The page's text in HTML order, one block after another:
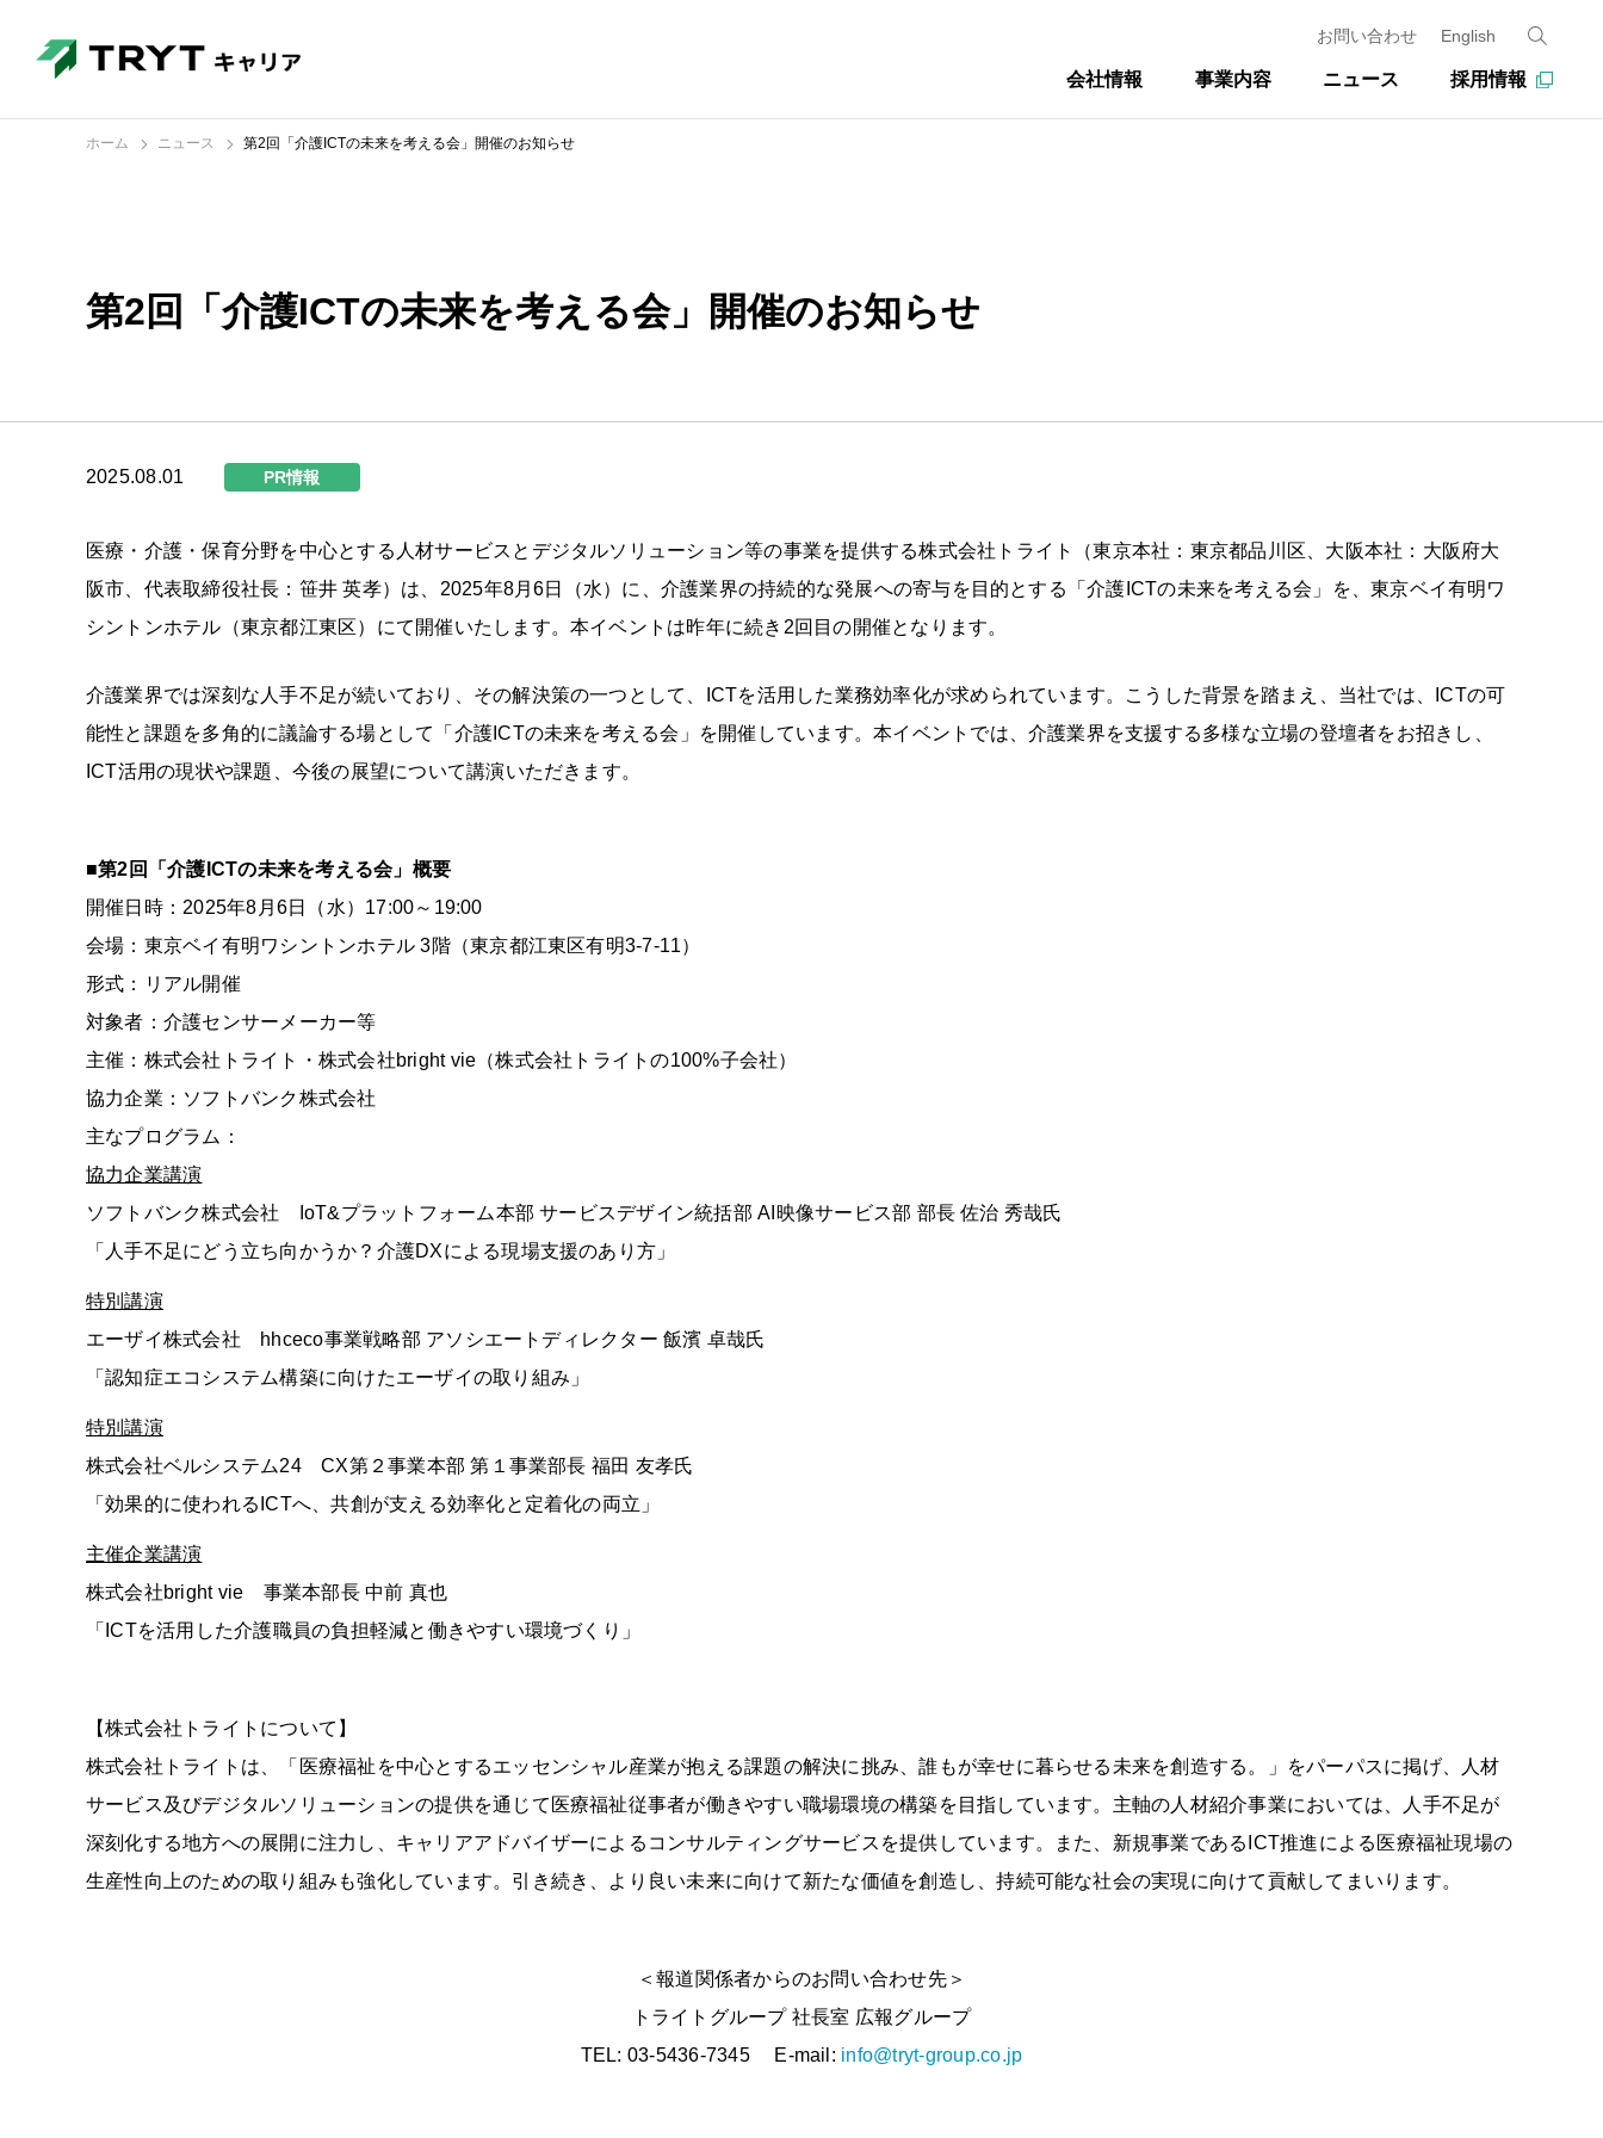
お問い合わせ English
会社情報 事業内容 ニュース 採用情報
ホーム ニュース 第2回「介護ICTの未来を考える会」開催のお知らせ
第2回「介護ICTの未来を考える会」開催のお知らせ
2025.08.01 PR情報
医療・介護・保育分野を中心とする人材サービスとデジタルソリューション等の事業を提供する株式会社トライト（東京本社：東京都品川区、大阪本社：大阪府大
阪市、代表取締役社長：笹井 英孝）は、2025年8月6日（水）に、介護業界の持続的な発展への寄与を目的とする「介護ICTの未来を考える会」を、東京ベイ有明ワ
シントンホテル（東京都江東区）にて開催いたします。本イベントは昨年に続き2回目の開催となります。
介護業界では深刻な人手不足が続いており、その解決策の一つとして、ICTを活用した業務効率化が求められています。こうした背景を踏まえ、当社では、ICTの可
能性と課題を多角的に議論する場として「介護ICTの未来を考える会」を開催しています。本イベントでは、介護業界を支援する多様な立場の登壇者をお招きし、
ICT活用の現状や課題、今後の展望について講演いただきます。
■第2回「介護ICTの未来を考える会」概要
開催日時：2025年8月6日（水）17:00～19:00
会場：東京ベイ有明ワシントンホテル 3階（東京都江東区有明3-7-11）
形式：リアル開催
対象者：介護センサーメーカー等
主催：株式会社トライト・株式会社bright vie（株式会社トライトの100%子会社）
協力企業：ソフトバンク株式会社
主なプログラム：
協力企業講演
ソフトバンク株式会社 IoT&プラットフォーム本部 サービスデザイン統括部 AI映像サービス部 部長 佐治 秀哉氏
「人手不足にどう立ち向かうか？介護DXによる現場支援のあり方」
特別講演
エーザイ株式会社 hhceco事業戦略部 アソシエートディレクター 飯濱 卓哉氏
「認知症エコシステム構築に向けたエーザイの取り組み」
特別講演
株式会社ベルシステム24 CX第２事業本部 第１事業部長 福田 友孝氏
「効果的に使われるICTへ、共創が支える効率化と定着化の両立」
主催企業講演
株式会社bright vie 事業本部長 中前 真也
「ICTを活用した介護職員の負担軽減と働きやすい環境づくり」
【株式会社トライトについて】
株式会社トライトは、「医療福祉を中心とするエッセンシャル産業が抱える課題の解決に挑み、誰もが幸せに暮らせる未来を創造する。」をパーパスに掲げ、人材
サービス及びデジタルソリューションの提供を通じて医療福祉従事者が働きやすい職場環境の構築を目指しています。主軸の人材紹介事業においては、人手不足が
深刻化する地方への展開に注力し、キャリアアドバイザーによるコンサルティングサービスを提供しています。また、新規事業であるICT推進による医療福祉現場の
生産性向上のための取り組みも強化しています。引き続き、より良い未来に向けて新たな価値を創造し、持続可能な社会の実現に向けて貢献してまいります。
＜報道関係者からのお問い合わせ先＞
トライトグループ 社長室 広報グループ
TEL: 03-5436-7345 E-mail: info@tryt-group.co.jp